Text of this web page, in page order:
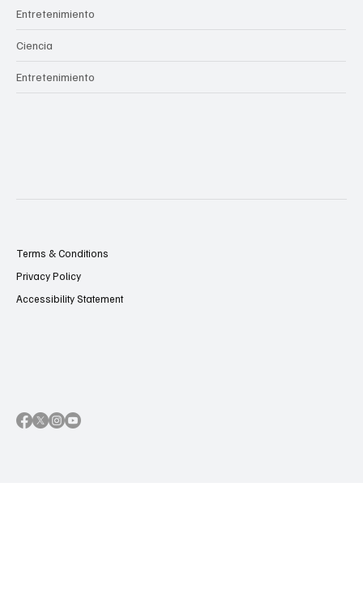
Entretenimiento
Ciencia
Entretenimiento
Terms & Conditions
Privacy Policy
Accessibility Statement